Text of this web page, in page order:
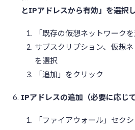
とIPアドレスから有効」を選択し
「既存の仮想ネットワーク
サブスクリプション、仮想
を選択
「追加」をクリック
IPアドレスの追加（必要に応じて
「ファイアウォール」セクシ